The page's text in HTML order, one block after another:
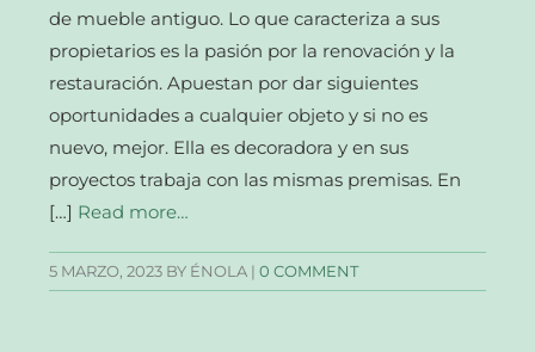
de mueble antiguo. Lo que caracteriza a sus
propietarios es la pasión por la renovación y la
restauración. Apuestan por dar siguientes
oportunidades a cualquier objeto y si no es
nuevo, mejor. Ella es decoradora y en sus
proyectos trabaja con las mismas premisas. En
[…] Read more…
5 MARZO, 2023 BY ÉNOLA |0 COMMENT